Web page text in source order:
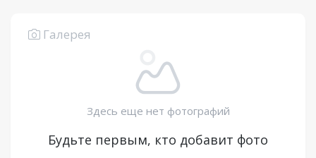
Галерея
Здесь еще нет фотографий
Будьте первым, кто добавит фото